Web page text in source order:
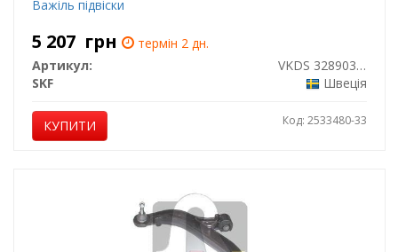
Важіль підвіски
5 207 грн
термін 2 дн.
Артикул:
VKDS 328903 B
SKF
Швеція
КУПИТИ Код: 2533480-33